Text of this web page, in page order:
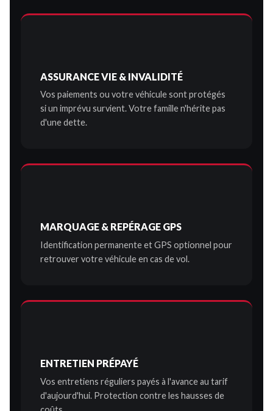
ASSURANCE VIE & INVALIDITÉ
Vos paiements ou votre véhicule sont protégés
si un imprévu survient. Votre famille n'hérite pas
d'une dette.
MARQUAGE & REPÉRAGE GPS
Identification permanente et GPS optionnel pour
retrouver votre véhicule en cas de vol.
ENTRETIEN PRÉPAYÉ
Vos entretiens réguliers payés à l'avance au tarif
d'aujourd'hui. Protection contre les hausses de